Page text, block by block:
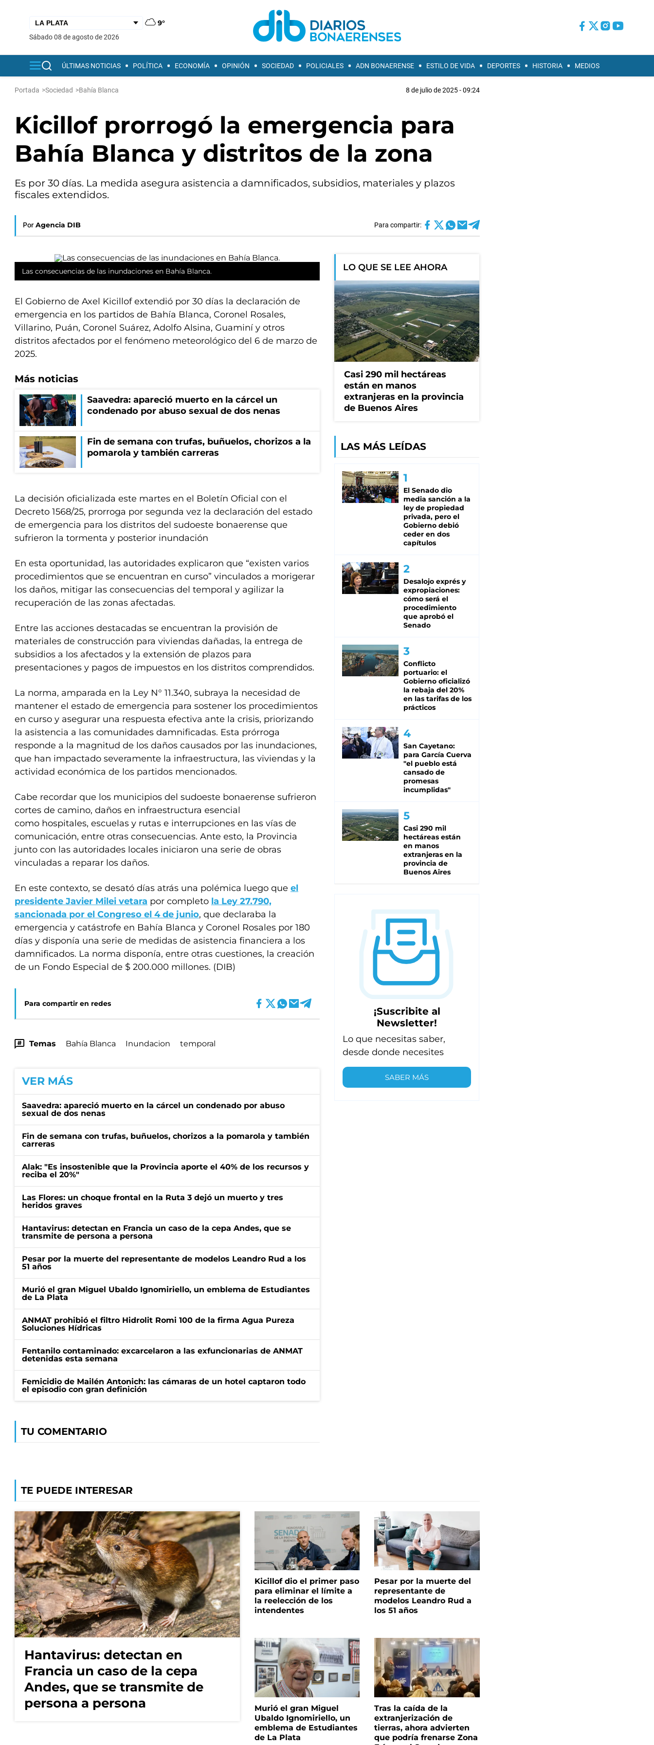
9°
sábado 08 de agosto de 2026
ÚLTIMAS NOTICIAS POLÍTICA ECONOMÍA OPINIÓN SOCIEDAD POLICIALES ADN BONAERENSE ESTILO DE VIDA DEPORTES HISTORIA MEDIOS
Portada >Sociedad >Bahía Blanca 8 de julio de 2025 - 09:24
Kicillof prorrogó la emergencia para
Bahía Blanca y distritos de la zona
Es por 30 días. La medida asegura asistencia a damnificados, subsidios, materiales y plazos
fiscales extendidos.
Por Agencia DIB Para compartir:
Las consecuencias de las inundaciones en Bahía Blanca.
El Gobierno de Axel Kicillof extendió por 30 días la declaración de
emergencia en los partidos de Bahía Blanca, Coronel Rosales,
Villarino, Puán, Coronel Suárez, Adolfo Alsina, Guaminí y otros
distritos afectados por el fenómeno meteorológico del 6 de marzo de
2025.
Más noticias
Saavedra: apareció muerto en la cárcel un
condenado por abuso sexual de dos nenas
Fin de semana con trufas, buñuelos, chorizos a la
pomarola y también carreras
La decisión oficializada este martes en el Boletín Oficial con el
Decreto 1568/25, prorroga por segunda vez la declaración del estado
de emergencia para los distritos del sudoeste bonaerense que
sufrieron la tormenta y posterior inundación
En esta oportunidad, las autoridades explicaron que “existen varios
procedimientos que se encuentran en curso” vinculados a morigerar
los daños, mitigar las consecuencias del temporal y agilizar la
recuperación de las zonas afectadas.
Entre las acciones destacadas se encuentran la provisión de
materiales de construcción para viviendas dañadas, la entrega de
subsidios a los afectados y la extensión de plazos para
presentaciones y pagos de impuestos en los distritos comprendidos.
La norma, amparada en la Ley N° 11.340, subraya la necesidad de
mantener el estado de emergencia para sostener los procedimientos
en curso y asegurar una respuesta efectiva ante la crisis, priorizando
la asistencia a las comunidades damnificadas. Esta prórroga
responde a la magnitud de los daños causados por las inundaciones,
que han impactado severamente la infraestructura, las viviendas y la
actividad económica de los partidos mencionados.
Cabe recordar que los municipios del sudoeste bonaerense sufrieron
cortes de camino, daños en infraestructura esencial
como hospitales, escuelas y rutas e interrupciones en las vías de
comunicación, entre otras consecuencias. Ante esto, la Provincia
junto con las autoridades locales iniciaron una serie de obras
vinculadas a reparar los daños.
En este contexto, se desató días atrás una polémica luego que el
presidente Javier Milei vetara por completo la Ley 27.790,
sancionada por el Congreso el 4 de junio, que declaraba la
emergencia y catástrofe en Bahía Blanca y Coronel Rosales por 180
días y disponía una serie de medidas de asistencia financiera a los
damnificados. La norma disponía, entre otras cuestiones, la creación
de un Fondo Especial de $ 200.000 millones. (DIB)
Para compartir en redes
Temas Bahía Blanca Inundacion temporal
VER MÁS
Saavedra: apareció muerto en la cárcel un condenado por abuso
sexual de dos nenas
Fin de semana con trufas, buñuelos, chorizos a la pomarola y también
carreras
Alak: "Es insostenible que la Provincia aporte el 40% de los recursos y
reciba el 20%"
Las Flores: un choque frontal en la Ruta 3 dejó un muerto y tres
heridos graves
Hantavirus: detectan en Francia un caso de la cepa Andes, que se
transmite de persona a persona
Pesar por la muerte del representante de modelos Leandro Rud a los
51 años
Murió el gran Miguel Ubaldo Ignomiriello, un emblema de Estudiantes
de La Plata
ANMAT prohibió el filtro Hidrolit Romi 100 de la firma Agua Pureza
Soluciones Hídricas
Fentanilo contaminado: excarcelaron a las exfuncionarias de ANMAT
detenidas esta semana
Femicidio de Mailén Antonich: las cámaras de un hotel captaron todo
el episodio con gran definición
TU COMENTARIO
LO QUE SE LEE AHORA
Casi 290 mil hectáreas
están en manos
extranjeras en la provincia
de Buenos Aires
LAS MÁS LEÍDAS
El Senado dio
media sanción a la
ley de propiedad
privada, pero el
Gobierno debió
ceder en dos
capítulos
Desalojo exprés y
expropiaciones:
cómo será el
procedimiento
que aprobó el
Senado
Conflicto
portuario: el
Gobierno oficializó
la rebaja del 20%
en las tarifas de los
prácticos
San Cayetano:
para García Cuerva
"el pueblo está
cansado de
promesas
incumplidas"
Casi 290 mil
hectáreas están
en manos
extranjeras en la
provincia de
Buenos Aires
¡Suscribite al
Newsletter!
Lo que necesitas saber,
desde donde necesites
SABER MÁS
TE PUEDE INTERESAR
Hantavirus: detectan en
Francia un caso de la cepa
Andes, que se transmite de
persona a persona
Kicillof dio el primer paso
para eliminar el límite a
la reelección de los
intendentes
Pesar por la muerte del
representante de
modelos Leandro Rud a
los 51 años
Murió el gran Miguel
Ubaldo Ignomiriello, un
emblema de Estudiantes
de La Plata
Tras la caída de la
extranjerización de
tierras, ahora advierten
que podría frenarse Zona